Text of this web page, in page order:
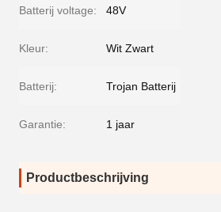
Batterij voltage: 48V
Kleur: Wit Zwart
Batterij: Trojan Batterij
Garantie: 1 jaar
Productbeschrijving